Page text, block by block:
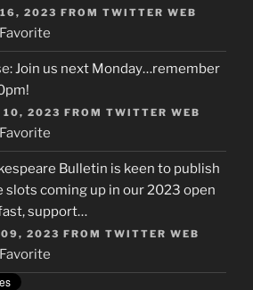
2023 FROM TWITTER WEB
Favorite
: Join us next Monday…remember
2023 FROM TWITTER WEB
Favorite
Bulletin is keen to publish
slots coming up in our 2023 open
support…
2023 FROM TWITTER WEB
Favorite